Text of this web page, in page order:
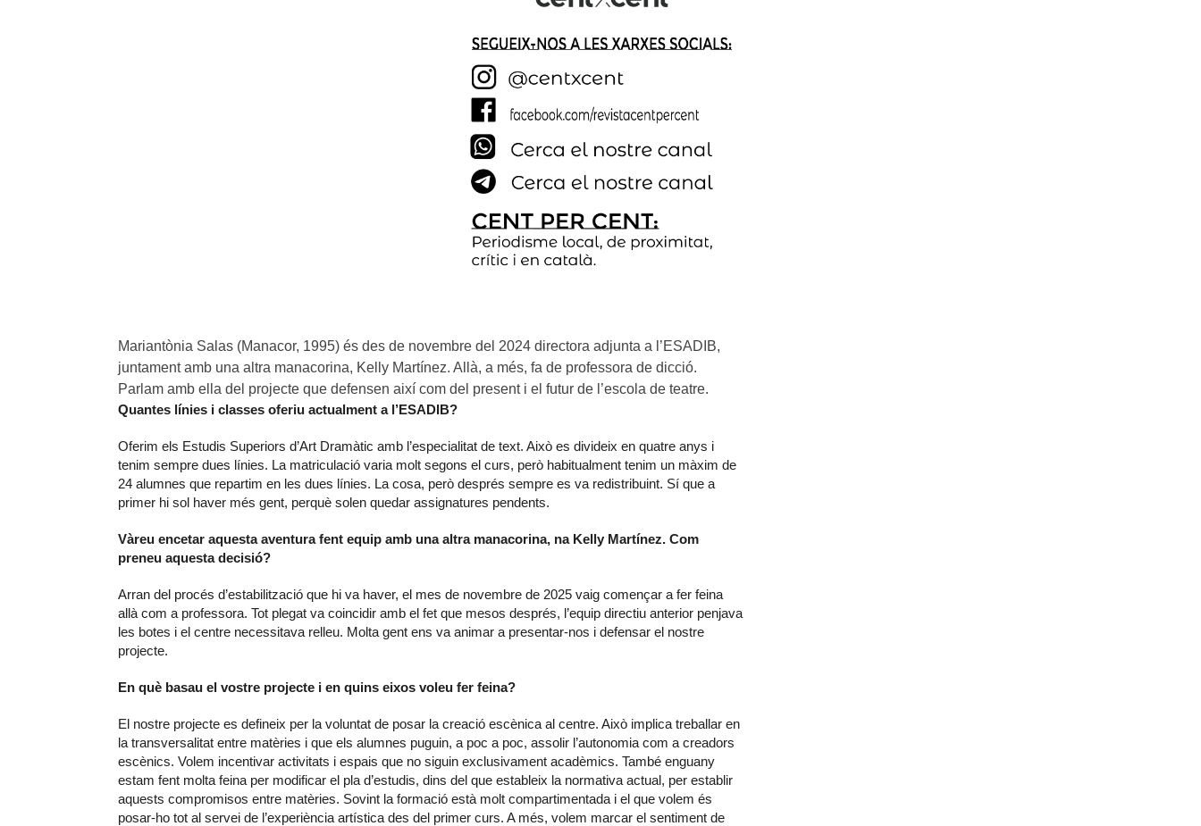
Mariantònia Salas (Manacor, 1995) és des de novembre del 2024 directora adjunta a l’ESADIB,
juntament amb una altra manacorina, Kelly Martínez. Allà, a més, fa de professora de dicció.
Parlam amb ella del projecte que defensen així com del present i el futur de l’escola de teatre.
Quantes línies i classes oferiu actualment a l’ESADIB?
Oferim els Estudis Superiors d’Art Dramàtic amb l’especialitat de text. Això es divideix en quatre anys i
tenim sempre dues línies. La matriculació varia molt segons el curs, però habitualment tenim un màxim de
24 alumnes que repartim en les dues línies. La cosa, però després sempre es va redistribuint. Sí que a
primer hi sol haver més gent, perquè solen quedar assignatures pendents.
Vàreu encetar aquesta aventura fent equip amb una altra manacorina, na Kelly Martínez. Com
preneu aquesta decisió?
Arran del procés d’estabilització que hi va haver, el mes de novembre de 2025 vaig començar a fer feina
allà com a professora. Tot plegat va coincidir amb el fet que mesos després, l’equip directiu anterior penjava
les botes i el centre necessitava relleu. Molta gent ens va animar a presentar-nos i defensar el nostre
projecte.
En què basau el vostre projecte i en quins eixos voleu fer feina?
El nostre projecte es defineix per la voluntat de posar la creació escènica al centre. Això implica treballar en
la transversalitat entre matèries i que els alumnes puguin, a poc a poc, assolir l’autonomia com a creadors
escènics. Volem incentivar activitats i espais que no siguin exclusivament acadèmics. També enguany
estam fent molta feina per modificar el pla d’estudis, dins del que estableix la normativa actual, per establir
aquests compromisos entre matèries. Sovint la formació està molt compartimentada i el que volem és
posar-ho tot al servei de l’experiència artística des del primer curs. A més, volem marcar el sentiment de